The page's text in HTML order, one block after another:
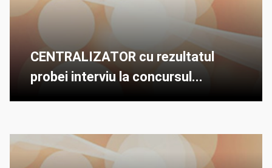
CENTRALIZATOR cu rezultatul
probei interviu la concursul...